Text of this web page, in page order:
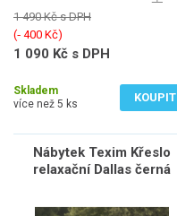
1 490 Kč s DPH
(‐ 400 Kč)
1 090 Kč s DPH
Skladem
více než 5 ks
KOUPIT
Nábytek Texim Křeslo
relaxační Dallas černá